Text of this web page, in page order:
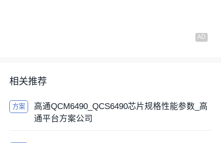
相关推荐
方案
高通QCM6490_QCS6490芯片规格性能参数_高
通平台方案公司